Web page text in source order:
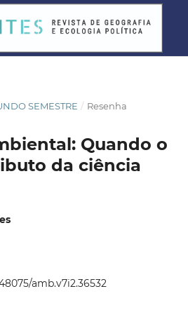
SEMESTRE / Resenha
Quando o
da ciência
amb.v7i2.36532